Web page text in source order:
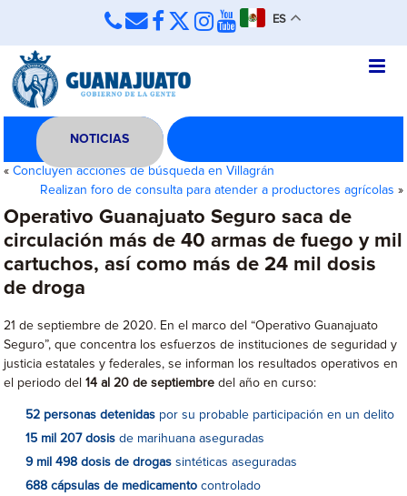
ES
NOTICIAS
«Concluyen acciones de búsqueda en Villagrán
Realizan foro de consulta para atender a productores agrícolas »
Operativo Guanajuato Seguro saca de
circulación más de 40 armas de fuego y mil
cartuchos, así como más de 24 mil dosis
de droga
21 de septiembre de 2020. En el marco del “Operativo Guanajuato
Seguro”, que concentra los esfuerzos de instituciones de seguridad y
justicia estatales y federales, se informan los resultados operativos en
el periodo del14 al 20 de septiembre del año en curso:
52 personas detenidas por su probable participación en un delito
15 mil 207 dosis de marihuana aseguradas
9 mil 498 dosis de drogas sintéticas aseguradas
688 cápsulas de medicamentocontrolado